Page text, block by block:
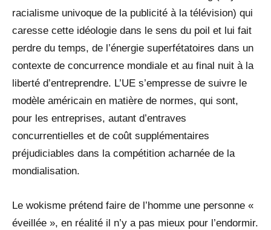
racialisme univoque de la publicité à la télévision) qui
caresse cette idéologie dans le sens du poil et lui fait
perdre du temps, de l’énergie superfétatoires dans un
contexte de concurrence mondiale et au final nuit à la
liberté d’entreprendre. L’UE s’empresse de suivre le
modèle américain en matière de normes, qui sont,
pour les entreprises, autant d’entraves
concurrentielles et de coût supplémentaires
préjudiciables dans la compétition acharnée de la
mondialisation.
Le wokisme prétend faire de l’homme une personne «
éveillée », en réalité il n’y a pas mieux pour l’endormir.